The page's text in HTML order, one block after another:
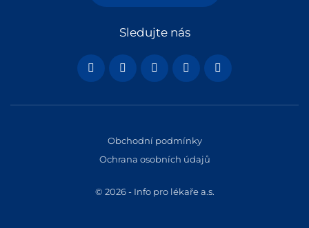
Sledujte nás
© 2026 - Info pro lékaře a.s.
Obchodní podmínky
Ochrana osobních údajů